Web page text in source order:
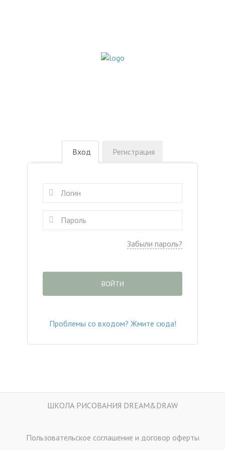
Вход Регистрация
Забыли пароль?
ВОЙТИ
Проблемы со входом? Жмите сюда!
ШКОЛА РИСОВАНИЯ DREAM&DRAW
Пользовательское соглашение и договор оферты